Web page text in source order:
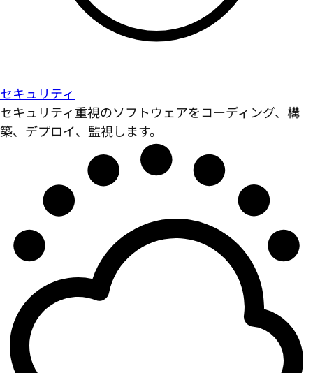
セキュリティ
セキュリティ重視のソフトウェアをコーディング、構
築、デプロイ、監視します。